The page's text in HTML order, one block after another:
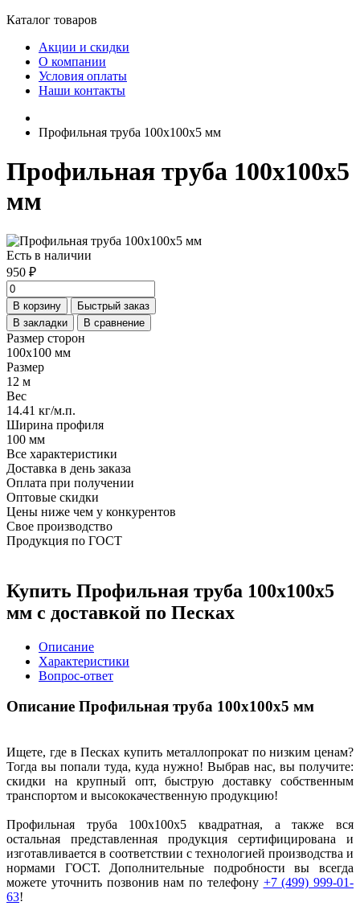
Каталог товаров
Акции и скидки
О компании
Условия оплаты
Наши контакты
Профильная труба 100х100х5 мм
Профильная труба 100х100х5
мм
Есть в наличии
950 ₽
В корзину
Быстрый заказ
В закладки
В сравнение
Размер сторон
100х100 мм
Размер
12 м
Вес
14.41 кг/м.п.
Ширина профиля
100 мм
Все характеристики
Доставка в день заказа
Оплата при получении
Оптовые скидки
Цены ниже чем у конкурентов
Свое производство
Продукция по ГОСТ
Купить Профильная труба 100х100х5
мм с доставкой по Песках
Описание
Характеристики
Вопрос-ответ
Описание Профильная труба 100х100х5 мм
Ищете, где в Песках купить металлопрокат по низким ценам?
Тогда вы попали туда, куда нужно! Выбрав нас, вы получите:
скидки на крупный опт, быструю доставку собственным
транспортом и высококачественную продукцию!
Профильная труба 100х100х5 квадратная, а также вся
остальная представленная продукция сертифицирована и
изготавливается в соответствии с технологией производства и
нормами ГОСТ. Дополнительные подробности вы всегда
можете уточнить позвонив нам по телефону +7 (499) 999-01-
63!